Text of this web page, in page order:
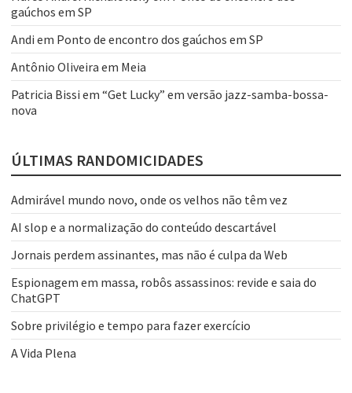
gaúchos em SP
Andi em Ponto de encontro dos gaúchos em SP
Antônio Oliveira em Meia
Patricia Bissi em “Get Lucky” em versão jazz-samba-bossa-
nova
ÚLTIMAS RANDOMICIDADES
Admirável mundo novo, onde os velhos não têm vez
AI slop e a normalização do conteúdo descartável
Jornais perdem assinantes, mas não é culpa da Web
Espionagem em massa, robôs assassinos: revide e saia do
ChatGPT
Sobre privilégio e tempo para fazer exercício
A Vida Plena